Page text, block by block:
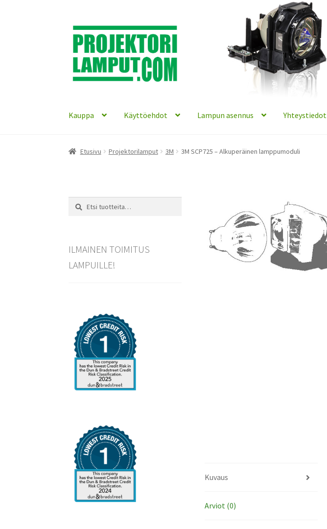
Siirry
navigointiin
Siirry
sisältöön
Kauppa Käyttöehdot Lampun asennus Yhteystiedot
Etusivu Projektorilamput 3M 3M SCP725 – Alkuperäinen lamppumoduli
Kuvaus
Arviot (0)
Etsi:
Haku
ILMAINEN TOIMITUS
LAMPUILLE!